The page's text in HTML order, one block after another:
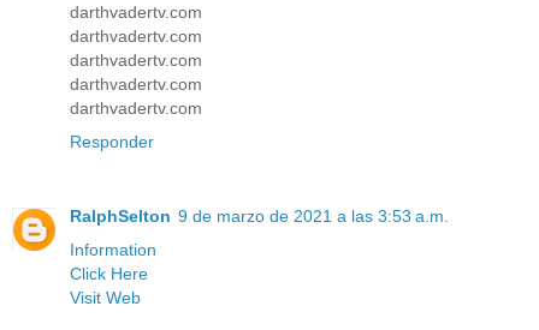
darthvadertv.com
darthvadertv.com
darthvadertv.com
darthvadertv.com
darthvadertv.com
Responder
RalphSelton 9 de marzo de 2021 a las 3:53 a.m.
Information
Click Here
Visit Web